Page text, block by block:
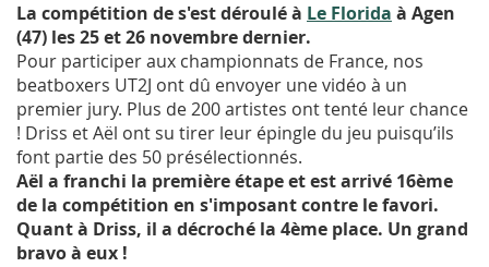
La compétition de s'est déroulé à Le Florida à Agen
(47) les 25 et 26 novembre dernier.
Pour participer aux championnats de France, nos
beatboxers UT2J ont dû envoyer une vidéo à un
premier jury. Plus de 200 artistes ont tenté leur chance
! Driss et Aël ont su tirer leur épingle du jeu puisqu’ils
font partie des 50 présélectionnés.
Aël a franchi la première étape et est arrivé 16ème
de la compétition en s'imposant contre le favori.
Quant à Driss, il a décroché la 4ème place. Un grand
bravo à eux !